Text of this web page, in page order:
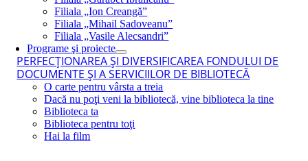
Filiala „Ion Creangă”
Filiala „Mihail Sadoveanu”
Filiala „Vasile Alecsandri”
Programe şi proiecte
PERFECŢIONAREA ŞI DIVERSIFICAREA FONDULUI DE
DOCUMENTE ŞI A SERVICIILOR DE BIBLIOTECĂ
O carte pentru vârsta a treia
Dacă nu poţi veni la bibliotecă, vine biblioteca la tine
Biblioteca ta
Biblioteca pentru toţi
Hai la film